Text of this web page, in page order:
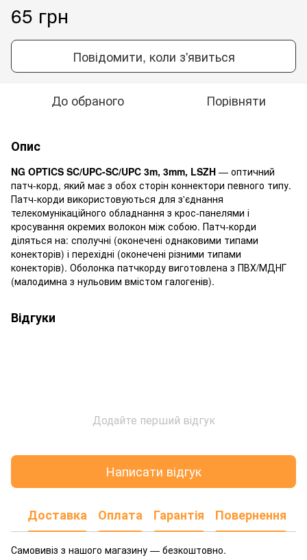
65 грн
Повідомити, коли з'явиться
До обраного Порівняти
Опис
NG OPTICS SC/UPC-SC/UPC 3m, 3mm, LSZH — оптичний
патч-корд, який має з обох сторін коннектори певного типу.
Патч-корди використовуються для з'єднання
телекомунікаційного обладнання з крос-панелями і
кросування окремих волокон між собою. Патч-корди
діляться на: сполучні (оконечені однаковими типами
конекторів) і перехідні (оконечені різними типами
конекторів). Оболонка патчкорду виготовлена з ПВХ/МДНГ
(малодимна з нульовим вмістом галогенів).
Відгуки
Додайте перший відгук
Написати відгук
Доставка Оплата Гарантія Повернення
Самовивіз з нашого магазину — безкоштовно.